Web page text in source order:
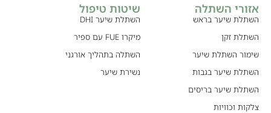
אזורי השתלה
השתלת שיער בראש
השתלת זקן
שימור השתלת שיער
השתלת שיער בגבות
השתלת שיער בריסים
צלקות וכוויות
שיטות טיפול
השתלת שיער DHI
מיקרו FUE עם ספיר
השתלה בתהליך אורגני
נשירת שיער